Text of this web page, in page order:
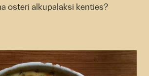
osteri alkupalaksi kenties?